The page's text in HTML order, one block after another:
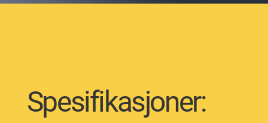
Spesifikasjoner: